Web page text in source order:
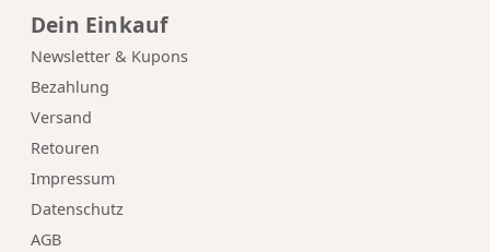
Dein Einkauf
Newsletter & Kupons
Bezahlung
Versand
Retouren
Impressum
Datenschutz
AGB